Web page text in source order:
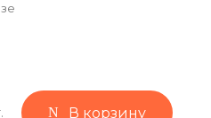
В корзину